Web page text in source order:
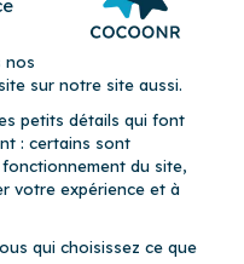
–Politique de